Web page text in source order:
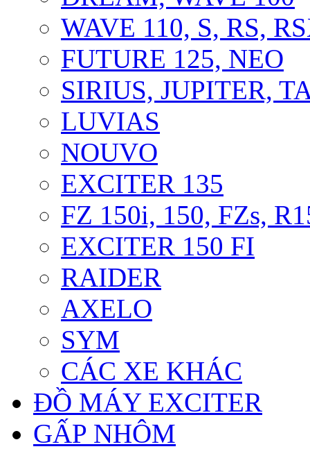
WAVE 110, S, RS,
FUTURE 125, NEO
SIRIUS, JUPITER,
LUVIAS
NOUVO
EXCITER 135
FZ 150i, 150, FZs,
EXCITER 150 FI
RAIDER
AXELO
SYM
CÁC XE KHÁC
ĐỒ MÁY EXCITER
GẤP NHÔM